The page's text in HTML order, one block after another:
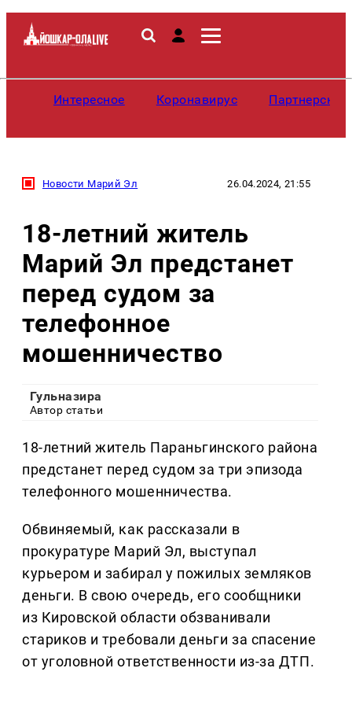
Интересное Коронавирус
Новости Марий Эл 26.04.2024, 21:55
18-летний житель
Марий Эл предстанет
перед судом за
телефонное
мошенничество
Гульназира
Автор статьи
18-летний житель Параньгинского района
предстанет перед судом за три эпизода
телефонного мошенничества.
Обвиняемый, как рассказали в
прокуратуре Марий Эл, выступал
курьером и забирал у пожилых земляков
деньги. В свою очередь, его сообщники
из Кировской области обзванивали
стариков и требовали деньги за спасение
от уголовной ответственности из-за ДТП.